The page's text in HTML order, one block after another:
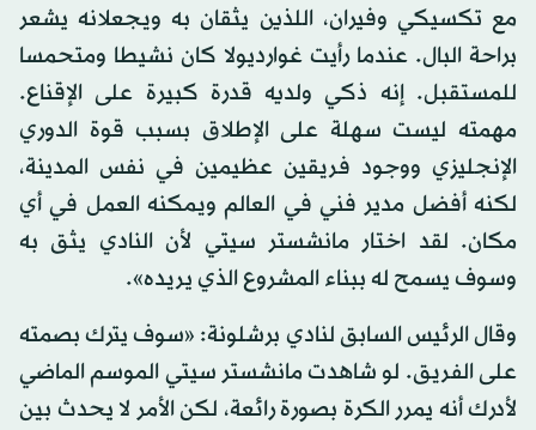
مع تكسيكي وفيران، اللذين يثقان به ويجعلانه يشعر
براحة البال. عندما رأيت غوارديولا كان نشيطا ومتحمسا
للمستقبل. إنه ذكي ولديه قدرة كبيرة على الإقناع.
مهمته ليست سهلة على الإطلاق بسبب قوة الدوري
الإنجليزي ووجود فريقين عظيمين في نفس المدينة،
لكنه أفضل مدير فني في العالم ويمكنه العمل في أي
مكان. لقد اختار مانشستر سيتي لأن النادي يثق به
وسوف يسمح له ببناء المشروع الذي يريده».
وقال الرئيس السابق لنادي برشلونة: «سوف يترك بصمته
على الفريق. لو شاهدت مانشستر سيتي الموسم الماضي
لأدرك أنه يمرر الكرة بصورة رائعة، لكن الأمر لا يحدث بين